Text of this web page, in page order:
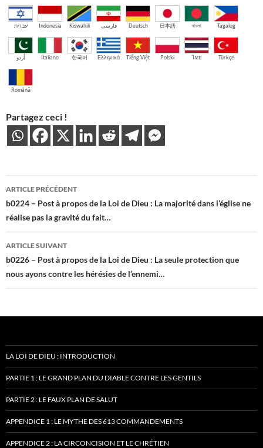
עברית Indonesia Kiswahili فارسی Deutsch 日本語 বাংলা Tagalog
اُردو Italiano 한국어 Ελληνικά Tiếng Việt Polski ไทย Türkçe
Română
Partagez ceci !
Navigation
des
articles
ARTICLE PRÉCÉDENT
b0224 – Post à propos de la Loi de Dieu : La majorité dans l’église ne
réalise pas la gravité du fait…
ARTICLE SUIVANT
b0226 – Post à propos de la Loi de Dieu : La seule protection que
nous ayons contre les hérésies de l’ennemi…
LA LOI DE DIEU : INTRODUCTION
PARTIE 1 : LE GRAND PLAN DU DIABLE CONTRE LES GENTILS
PARTIE 2 : LE FAUX PLAN DE SALUT
APPENDICE 1 : LE MYTHE DES 613 COMMANDEMENTS
APPENDICE 2 : LA CIRCONCISION ET LE CHRÉTIEN